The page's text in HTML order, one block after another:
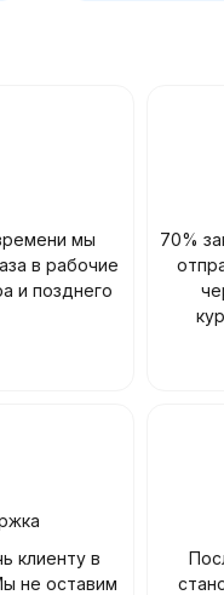
мы
в рабочие
и позднего
70%
клиенту в
не оставим